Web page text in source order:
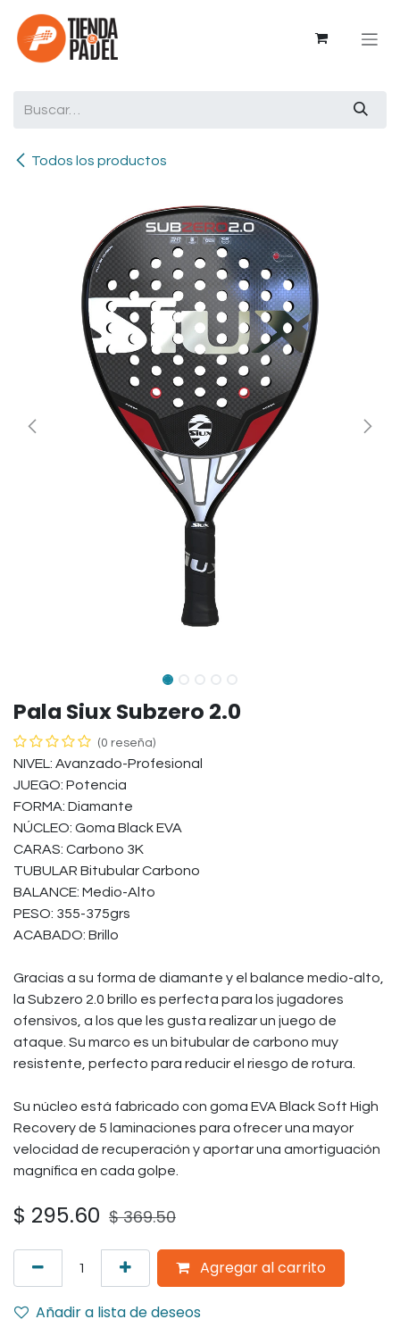
Ir al contenido
Todos los productos
Pala Siux Subzero 2.0
(0 reseña)
NIVEL: Avanzado-Profesional
JUEGO: Potencia
FORMA: Diamante
NÚCLEO: Goma Black EVA
CARAS: Carbono 3K
TUBULAR Bitubular Carbono
BALANCE: Medio-Alto
PESO: 355-375grs
ACABADO: Brillo
Gracias a su forma de diamante y el balance medio-alto,
la Subzero 2.0 brillo es perfecta para los jugadores
ofensivos, a los que les gusta realizar un juego de
ataque. Su marco es un bitubular de carbono muy
resistente, perfecto para reducir el riesgo de rotura.
Su núcleo está fabricado con goma EVA Black Soft High
Recovery de 5 laminaciones para ofrecer una mayor
velocidad de recuperación y aportar una amortiguación
magnífica en cada golpe.
$ 295.60 $369.50
Agregar al carrito
Añadir a lista de deseos